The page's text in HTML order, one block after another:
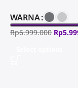
Rp6.999.000 Rp
WARNA